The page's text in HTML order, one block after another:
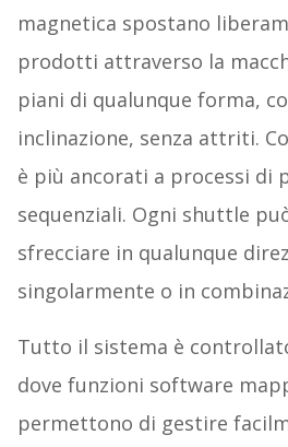
magnetica spostano
prodotti attraverso la
piani di qualunque forma,
inclinazione, senza attriti.
è più ancorati a processi di
sequenziali. Ogni shuttle
sfrecciare in qualunque
singolarmente o in
Tutto il sistema è
dove funzioni software
permettono di gestire